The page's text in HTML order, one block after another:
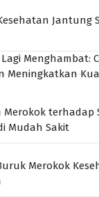
Jantung
Lagi Menghambat:
Meningkatkan
Merokok terhadap
Mudah Sakit
Merokok